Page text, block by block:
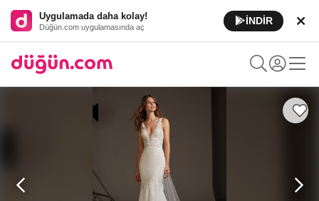
Uygulamada daha kolay!
Düğün.com uygulamasında aç
İNDİR